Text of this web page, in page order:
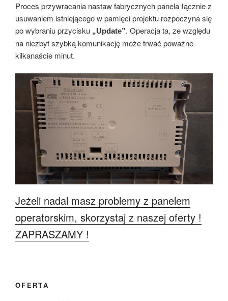
Proces przywracania nastaw fabrycznych panela łącznie z
usuwaniem istniejącego w pamięci projektu rozpoczyna się
po wybraniu przycisku „Update”. Operacja ta, ze względu
na niezbyt szybką komunikację może trwać poważne
kilkanaście minut.
Jeżeli nadal masz problemy z panelem
operatorskim, skorzystaj z naszej oferty !
ZAPRASZAMY !
OFERTA